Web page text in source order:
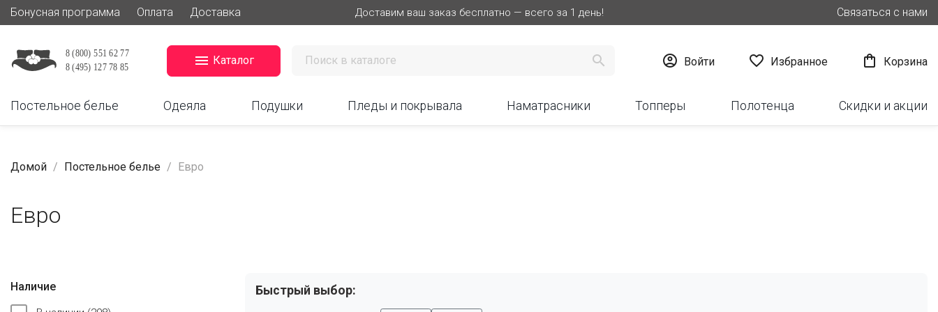
Бонусная программа Оплата Доставка Доставим ваш заказ бесплатно — всего за 1 день! Связаться с нами
 Каталог   Войти  Избранное  Корзина
Постельное белье Одеяла Подушки Пледы и покрывала Наматрасники Топперы Полотенца Скидки и акции
Домой Постельное белье Евро
Евро
Наличие Быстрый выбор: